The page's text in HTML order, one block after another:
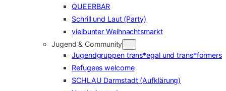
QUEERBAR
Schrill und Laut (Party)
vielbunter Weihnachtsmarkt
Jugend & Community
Jugendgruppen trans*egal und trans*formers
Refugees welcome
SCHLAU Darmstadt (Aufklärung)